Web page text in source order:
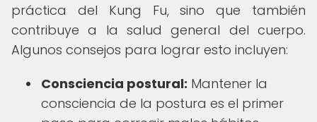
práctica del Kung Fu, sino que también
contribuye a la salud general del cuerpo.
Algunos consejos para lograr esto incluyen:
Consciencia postural: Mantener la
consciencia de la postura es el primer